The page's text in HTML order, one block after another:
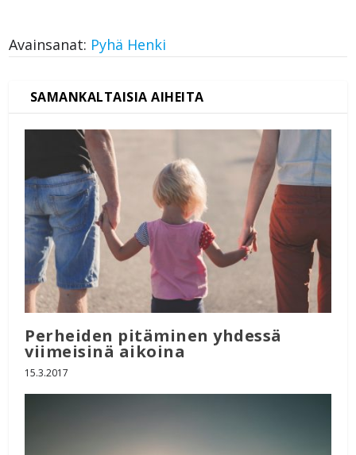
Avainsanat: Pyhä Henki
Perheiden pitäminen yhdessä
viimeisinä aikoina
15.3.2017